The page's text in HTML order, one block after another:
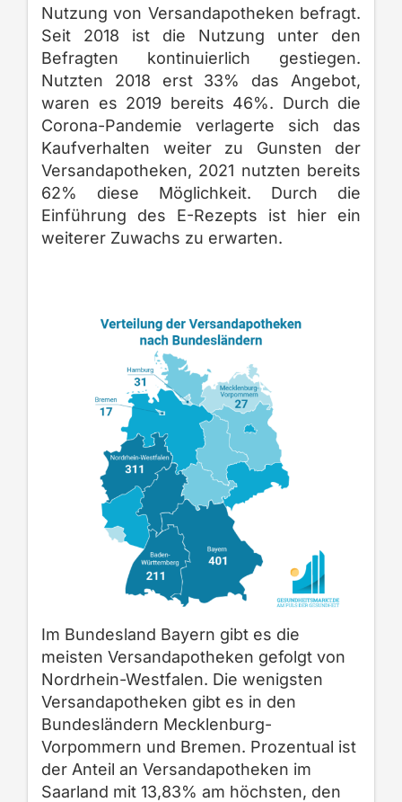
Nutzung von Versandapotheken befragt.
Seit 2018 ist die Nutzung unter den
Befragten kontinuierlich gestiegen.
Nutzten 2018 erst 33% das Angebot,
waren es 2019 bereits 46%. Durch die
Corona-Pandemie verlagerte sich das
Kaufverhalten weiter zu Gunsten der
Versandapotheken, 2021 nutzten bereits
62% diese Möglichkeit. Durch die
Einführung des E-Rezepts ist hier ein
weiterer Zuwachs zu erwarten.
Im Bundesland Bayern gibt es die
meisten Versandapotheken gefolgt von
Nordrhein-Westfalen. Die wenigsten
Versandapotheken gibt es in den
Bundesländern Mecklenburg-
Vorpommern und Bremen. Prozentual ist
der Anteil an Versandapotheken im
Saarland mit 13,83% am höchsten, den